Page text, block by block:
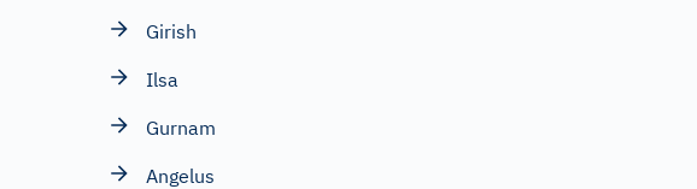
Girish
Ilsa
Gurnam
Angelus